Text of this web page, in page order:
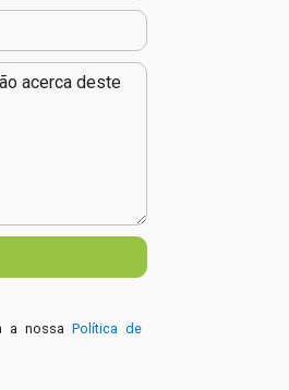
a nossaPolítica de